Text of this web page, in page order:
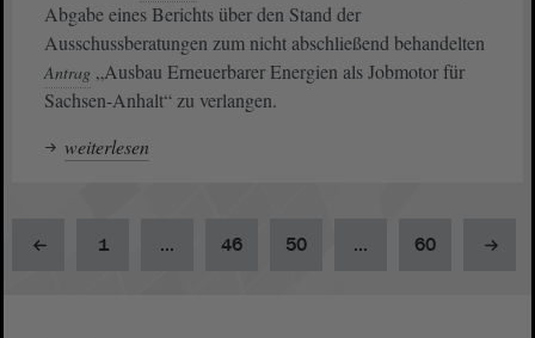
Abgabe eines Berichts über den Stand der
Ausschussberatungen zum nicht abschließend behandelten
Antrag „Ausbau Erneuerbarer Energien als Jobmotor für
Sachsen-Anhalt“ zu verlangen.
weiterlesen
1 ... 46 50 ... 60